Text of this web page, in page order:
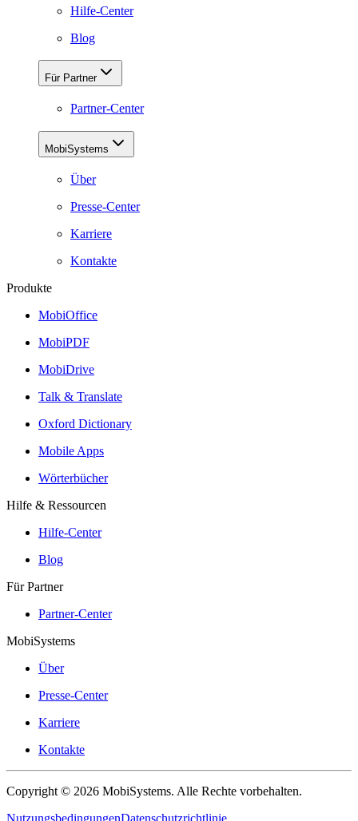
Hilfe-Center
Blog
Für Partner
Partner-Center
MobiSystems
Über
Presse-Center
Karriere
Kontakte
Produkte
MobiOffice
MobiPDF
MobiDrive
Talk & Translate
Oxford Dictionary
Mobile Apps
Wörterbücher
Hilfe & Ressourcen
Hilfe-Center
Blog
Für Partner
Partner-Center
MobiSystems
Über
Presse-Center
Karriere
Kontakte
Copyright © 2026 MobiSystems. Alle Rechte vorbehalten.
NutzungsbedingungenDatenschutzrichtlinie